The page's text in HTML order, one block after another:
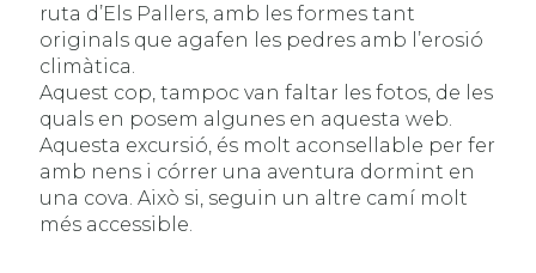
ruta d’Els Pallers, amb les formes tant
originals que agafen les pedres amb l’erosió
climàtica.
Aquest cop, tampoc van faltar les fotos, de les
quals en posem algunes en aquesta web.
Aquesta excursió, és molt aconsellable per fer
amb nens i córrer una aventura dormint en
una cova. Això si, seguin un altre camí molt
més accessible.